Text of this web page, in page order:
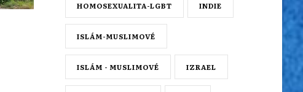
HOMOSEXUALITA-LGBT INDIE
ISLÁM-MUSLIMOVÉ
ISLÁM - MUSLIMOVÉ IZRAEL